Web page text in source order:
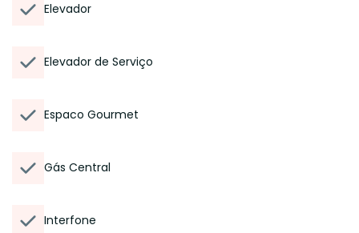
Elevador
Elevador de Serviço
Espaco Gourmet
Gás Central
Interfone